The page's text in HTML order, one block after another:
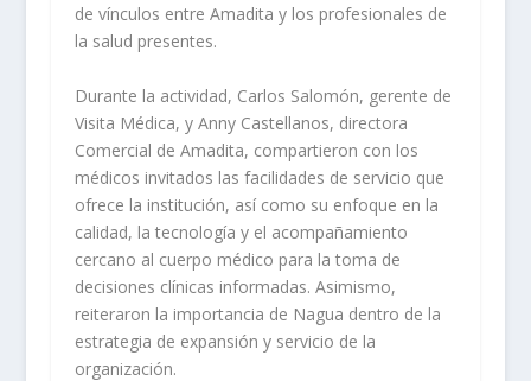
de vínculos entre Amadita y los profesionales de
la salud presentes.
Durante la actividad, Carlos Salomón, gerente de
Visita Médica, y Anny Castellanos, directora
Comercial de Amadita, compartieron con los
médicos invitados las facilidades de servicio que
ofrece la institución, así como su enfoque en la
calidad, la tecnología y el acompañamiento
cercano al cuerpo médico para la toma de
decisiones clínicas informadas. Asimismo,
reiteraron la importancia de Nagua dentro de la
estrategia de expansión y servicio de la
organización.